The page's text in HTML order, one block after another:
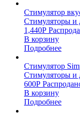
Стимулятор
Стимуляторы и
1,440Р
В корзину
Подробнее
Стимулятор
Стимуляторы и
600Р
В корзину
Подробнее